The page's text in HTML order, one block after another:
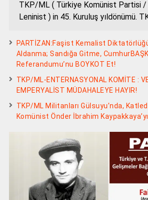
TKP/ML ( Türkiye Komünist Partisi
Leninist ) in 45. Kuruluş yıldönümü.
PARTİZAN:Faşist Kemalist
Aldanma; Sandığa Gitme,
Referandumu’nu BOYKOT Et!
TKP/ML-ENTERNASYONAL KOMİTE :
EMPERYALİST MÜDAHALEYE HAYIR!
TKP/ML Militanları Gülsuyu’nda,
Komünist Önder İbrahim Kaypakkaya’yı